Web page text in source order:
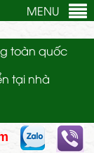
toàn quốc
tại nhà
MENU